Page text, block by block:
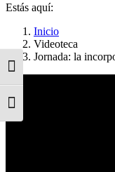
Alternar alto contraste
Alternar tamaño de letra
Estás aquí:
Inicio
Videoteca
Jornada: la